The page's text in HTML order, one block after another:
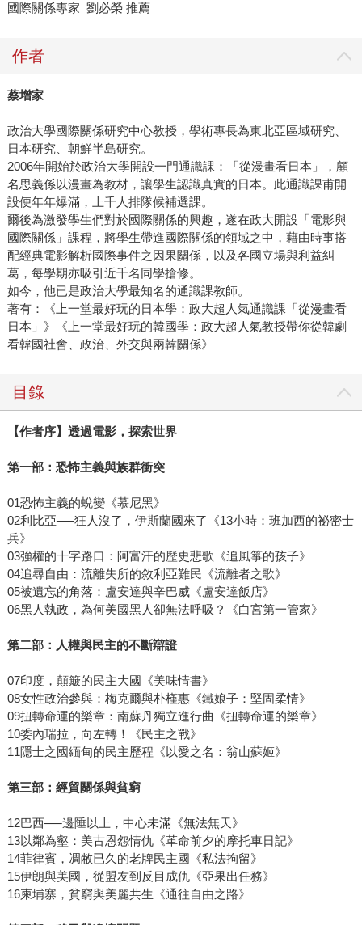
國際關係專家 劉必榮 推薦
作者
蔡增家
政治大學國際關係研究中心教授，學術專長為東北亞區域研究、
日本研究、朝鮮半島研究。
2006年開始於政治大學開設一門通識課：「從漫畫看日本」，顧
名思義係以漫畫為教材，讓學生認識真實的日本。此通識課甫開
設便年年爆滿，上千人排隊候補選課。
爾後為激發學生們對於國際關係的興趣，遂在政大開設「電影與
國際關係」課程，將學生帶進國際關係的領域之中，藉由時事搭
配經典電影解析國際事件之因果關係，以及各國立場與利益糾
葛，每學期亦吸引近千名同學搶修。
如今，他已是政治大學最知名的通識課教師。
著有：《上一堂最好玩的日本學：政大超人氣通識課「從漫畫看
日本」》《上一堂最好玩的韓國學：政大超人氣教授帶你從韓劇
看韓國社會、政治、外交與兩韓關係》
目錄
【作者序】透過電影，探索世界
第一部：恐怖主義與族群衝突
01恐怖主義的蛻變《慕尼黑》
02利比亞──狂人沒了，伊斯蘭國來了《13小時：班加西的祕密士
兵》
03強權的十字路口：阿富汗的歷史悲歌《追風箏的孩子》
04追尋自由：流離失所的敘利亞難民《流離者之歌》
05被遺忘的角落：盧安達與辛巴威《盧安達飯店》
06黑人執政，為何美國黑人卻無法呼吸？《白宮第一管家》
第二部：人權與民主的不斷辯證
07印度，顛簸的民主大國《美味情書》
08女性政治參與：梅克爾與朴槿惠《鐵娘子：堅固柔情》
09扭轉命運的樂章：南蘇丹獨立進行曲《扭轉命運的樂章》
10委內瑞拉，向左轉！《民主之戰》
11隱士之國緬甸的民主歷程《以愛之名：翁山蘇姬》
第三部：經貿關係與貧窮
12巴西──邊陲以上，中心未滿《無法無天》
13以鄰為壑：美古恩怨情仇《革命前夕的摩托車日記》
14菲律賓，凋敝已久的老牌民主國《私法拘留》
15伊朗與美國，從盟友到反目成仇《亞果出任務》
16柬埔寨，貧窮與美麗共生《通往自由之路》